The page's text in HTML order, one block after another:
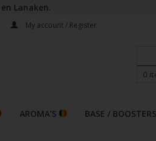
Lanaken.
My account / Register
AROMA'S
BASE / BOOSTERS
0